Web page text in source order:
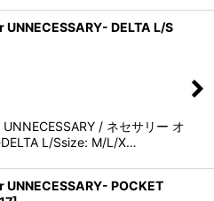
UNNECESSARY- DELTA L/S
UNNECESSARY / ネセサリー オ
L/Ssize: M/L/X…
UNNECESSARY- POCKET